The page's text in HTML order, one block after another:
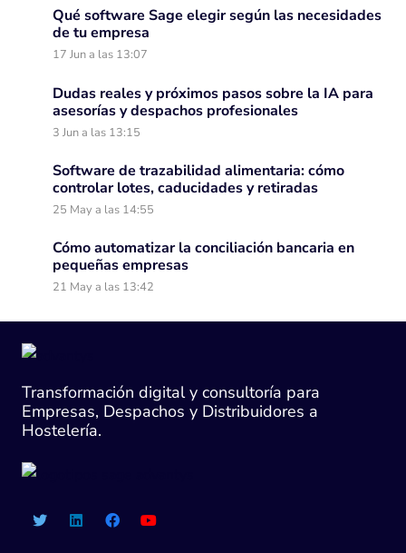
Qué software Sage elegir según las necesidades
de tu empresa
17 Jun a las 13:07
Dudas reales y próximos pasos sobre la IA para
asesorías y despachos profesionales
3 Jun a las 13:15
Software de trazabilidad alimentaria: cómo
controlar lotes, caducidades y retiradas
25 May a las 14:55
Cómo automatizar la conciliación bancaria en
pequeñas empresas
21 May a las 13:42
Transformación digital y consultoría para
Empresas, Despachos y Distribuidores a
Hostelería.